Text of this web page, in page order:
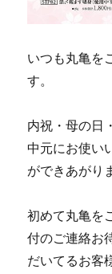
いつも丸亀を
す。
内祝・母の日
中元にお使い
ができあがり
初めて丸亀を
付のご連絡お
だいてるお客